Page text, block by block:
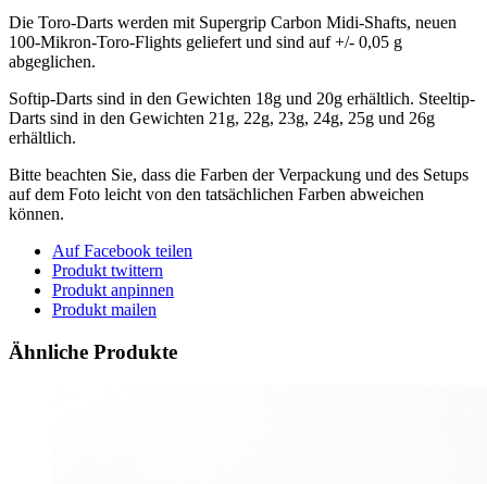
Die Toro-Darts werden mit Supergrip Carbon Midi-Shafts, neuen
100-Mikron-Toro-Flights geliefert und sind auf +/- 0,05 g
abgeglichen.
Softip-Darts sind in den Gewichten 18g und 20g erhältlich. Steeltip-
Darts sind in den Gewichten 21g, 22g, 23g, 24g, 25g und 26g
erhältlich.
Bitte beachten Sie, dass die Farben der Verpackung und des Setups
auf dem Foto leicht von den tatsächlichen Farben abweichen
können.
Auf Facebook teilen
Produkt twittern
Produkt anpinnen
Produkt mailen
Ähnliche Produkte